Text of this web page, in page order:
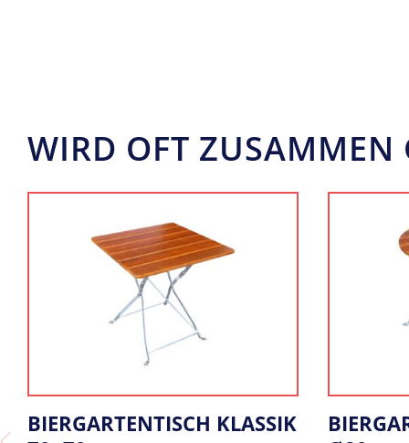
WIRD OFT ZUSAMMEN
BIERGARTENTISCH KLASSIK